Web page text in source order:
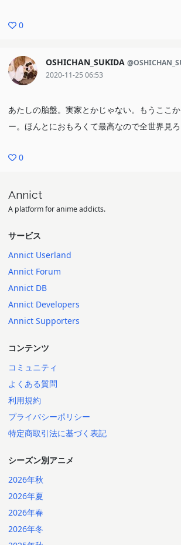
0
OSHICHAN_SUKIDA
2020-11-25 06:53
あたしの胎盤。実家とかじゃない。もうここ
ー。ほんとにおもろくて最高なので全世界見ろ
0
Annict
A platform for anime addicts.
サービス
Annict Userland
Annict Forum
Annict DB
Annict Developers
Annict Supporters
コンテンツ
コミュニティ
よくある質問
利用規約
プライバシーポリシー
特定商取引法に基づく表記
シーズン別アニメ
2026年秋
2026年夏
2026年春
2026年冬